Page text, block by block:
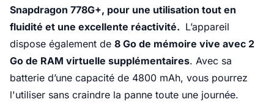
Snapdragon 778G+, pour une utilisation tout en
fluidité et une excellente réactivité. L’appareil
dispose également de 8 Go de mémoire vive avec 2
Go de RAM virtuelle supplémentaires. Avec sa
batterie d’une capacité de 4800 mAh, vous pourrez
l'utiliser sans craindre la panne toute une journée.